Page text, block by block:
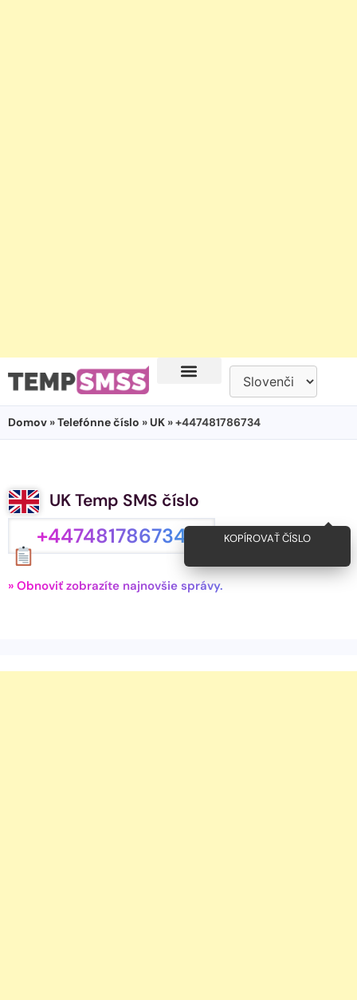
Domov »Telefónne číslo »UK » +447481786734
UK Temp SMS číslo
+447481786734 KOPÍROVAŤ ČÍSLO
» Obnoviť zobrazíte najnovšie správy.